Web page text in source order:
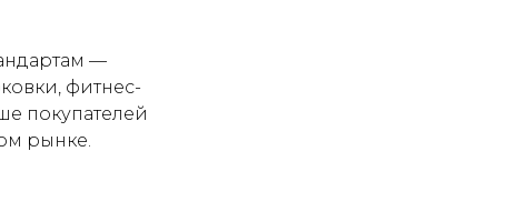
—
фитнес-
покупателей
рынке.